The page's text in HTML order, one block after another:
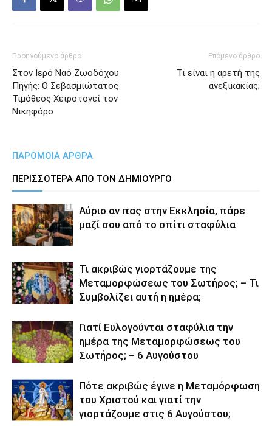
Προηγούμενο άρθρο
Στον Ιερό Ναό Ζωοδόχου
Πηγής: Ο Σεβασμιώτατος
Τιμόθεος Χειροτονεί τον
Νικηφόρο
Επόμενο άρθρο
Τι είναι η αρετή της
ανεξικακίας;
ΠΑΡΟΜΟΙΑ ΑΡΘΡΑ
ΠΕΡΙΣΣΟΤΕΡΑ ΑΠΟ ΤΟΝ ΔΗΜΙΟΥΡΓΟ
Αύριο αν πας στην Εκκλησία, πάρε
μαζί σου από το σπίτι σταφύλια
Τι ακριβώς γιορτάζουμε της
Μεταμορφώσεως του Σωτήρος; – Τι
Συμβολίζει αυτή η ημέρα;
Γιατί Ευλογούνται σταφύλια την
ημέρα της Μεταμορφώσεως του
Σωτήρος; – 6 Αυγούστου
Πότε ακριβώς έγινε η Μεταμόρφωση
του Χριστού και γιατί την
γιορτάζουμε στις 6 Αυγούστου;